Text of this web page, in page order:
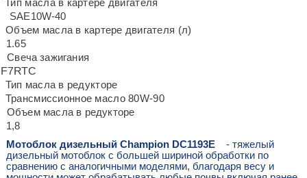
Тип масла в картере двигателя
SAE10W-40
Объем масла в картере двигателя (л)
1.65
Свеча зажигания
F7RTC
Тип масла в редукторе
Трансмиссионное масло 80W-90
Объем масла в редукторе
1,8
Мотоблок дизельный Champion DC1193E- тяжелый
дизельный мотоблок с большей шириной обработки по
сравнению с аналогичными моделями, благодаря весу и